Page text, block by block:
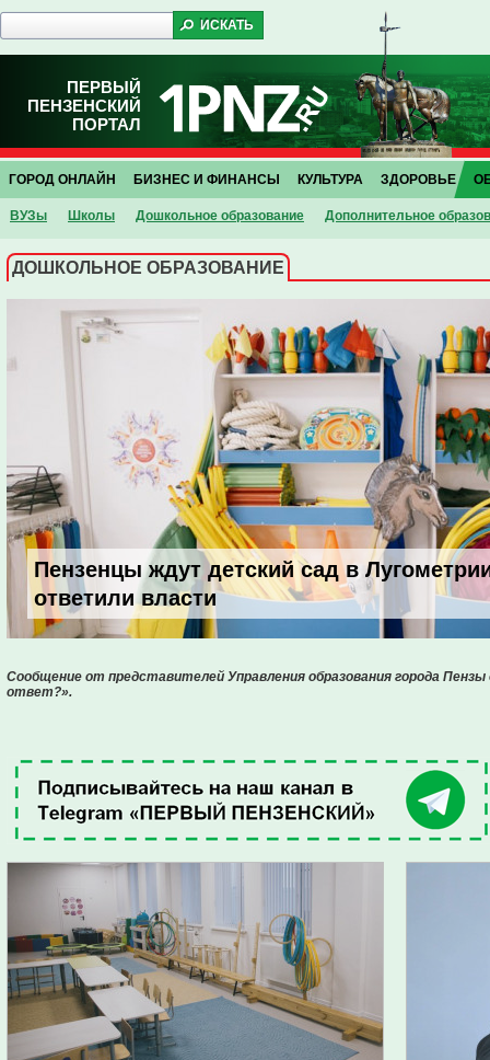
ПЕРВЫЙ
ПЕНЗЕНСКИЙ
ПОРТАЛ
ГОРОД ОНЛАЙН БИЗНЕС И ФИНАНСЫ КУЛЬТУРА ЗДОРОВЬЕ
ВУЗы Школы Дошкольное образование Дополнительное
ДОШКОЛЬНОЕ ОБРАЗОВАНИЕ
Пензенцы ждут детский сад в
ответили власти
Сообщение от представителей Управления образования города
ответ?».